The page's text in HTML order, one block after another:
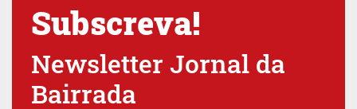
Subscreva!
Newsletter Jornal da
Bairrada